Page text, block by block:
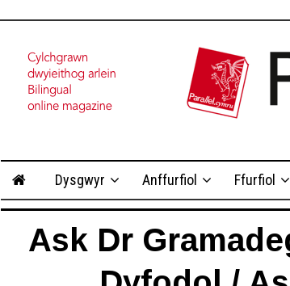
Dysgwyr Anffurfiol Ffurfiol
Ask Dr